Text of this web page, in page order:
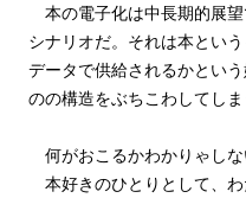
本の電子化は中長期的展
シナリオだ。それは本とい
データで供給されるかとい
のの構造をぶちこわしてしま
何がおこるかわかりゃしな
本好きのひとりとして、